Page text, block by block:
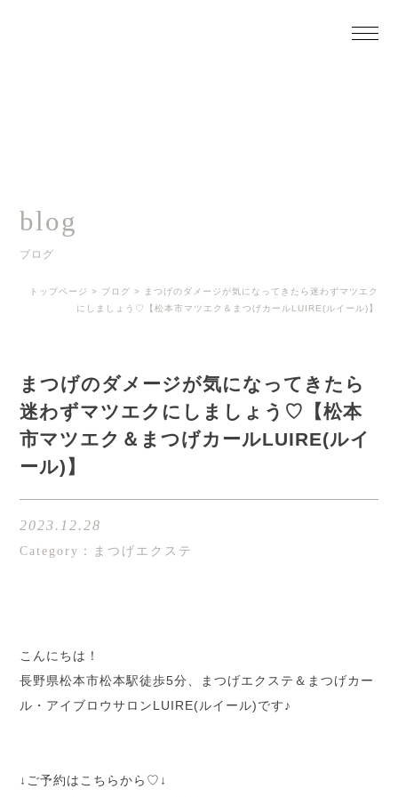
blog
ブログ
トップページ > ブログ >
まつげのダメージが気になってきたら迷わずマツエク
にしましょう♡【松本市マツエク＆まつげカールLUIRE(ルイール)】
まつげのダメージが気になってきたら
迷わずマツエクにしましょう♡【松本
市マツエク＆まつげカールLUIRE(ルイ
ール)】
2023.12.28
Category：まつげエクステ
こんにちは！
長野県松本市松本駅徒歩5分、まつげエクステ＆まつげカー
ル・アイブロウサロンLUIRE(ルイール)です♪
↓ご予約はこちらから♡↓